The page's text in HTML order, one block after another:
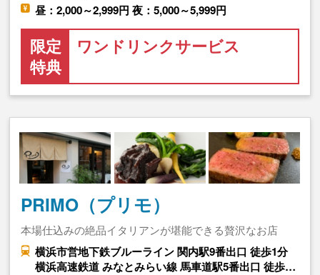
昼：2,000～2,999円 夜：5,000～5,999円
限定
特典
ワンドリンクサービス
PRIMO（プリモ）
本場仕込みの絶品イタリアンが堪能できる贅沢なお店
横浜市営地下鉄ブルーライン 関内駅9番出口 徒歩1分
横浜高速鉄道 みなとみらい線 馬車道駅5番出口 徒歩…